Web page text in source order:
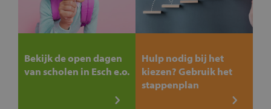
Bekijk de open dagen
van scholen in Esch e.o.
Hulp nodig bij het
kiezen? Gebruik het
stappenplan